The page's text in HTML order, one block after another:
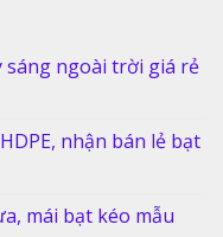
sáng ngoài trời giá rẻ
nhận bán lẻ bạt
mái bạt kéo mẫu